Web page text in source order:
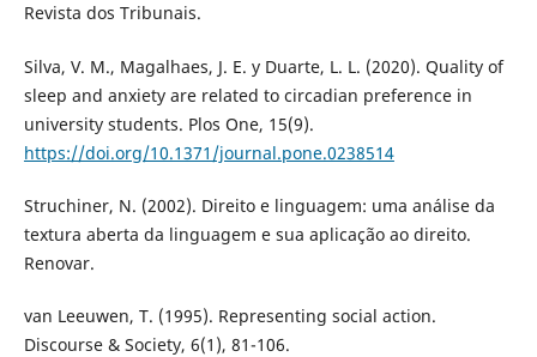
Revista dos Tribunais.
Silva, V. M., Magalhaes, J. E. y Duarte, L. L. (2020). Quality of
sleep and anxiety are related to circadian preference in
university students. Plos One, 15(9).
https://doi.org/10.1371/journal.pone.0238514
Struchiner, N. (2002). Direito e linguagem: uma análise da
textura aberta da linguagem e sua aplicação ao direito.
Renovar.
van Leeuwen, T. (1995). Representing social action.
Discourse & Society, 6(1), 81-106.